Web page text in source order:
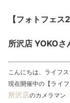
【フォトフェ
所沢店 YOKOさ
こんにちは、ライフス
現在開催中の【ライ
所沢店のカメラマン